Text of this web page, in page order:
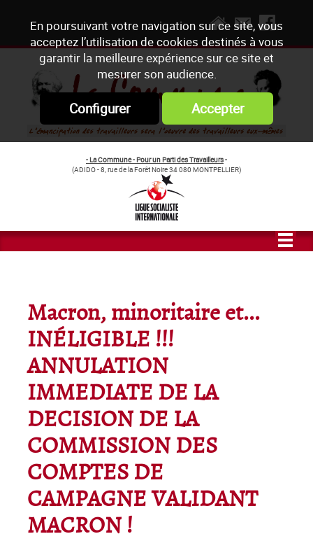
En poursuivant votre navigation sur ce site, vous
acceptez l’utilisation de cookies destinés à vous
garantir la meilleure expérience sur ce site et
mesurer son audience.
Configurer Accepter
- La Commune - Pour un Parti des Travailleurs-
(ADIDO - 8, rue de la Forêt Noire 34 080 MONTPELLIER)
Macron, minoritaire et...
INÉLIGIBLE !!!
ANNULATION
IMMEDIATE DE LA
DECISION DE LA
COMMISSION DES
COMPTES DE
CAMPAGNE VALIDANT
MACRON !